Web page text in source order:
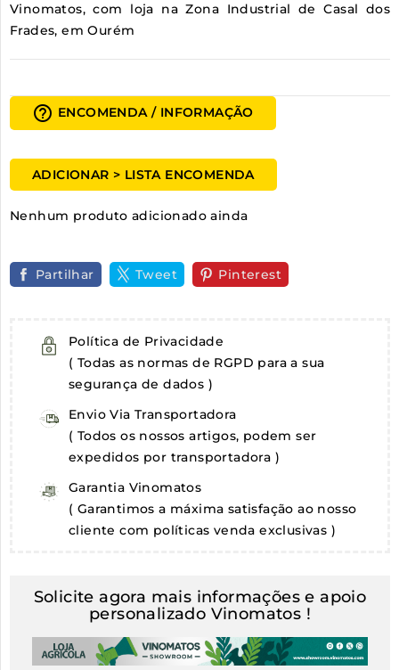
Vinomatos, com loja na Zona Industrial de Casal dos
Frades, em Ourém
help_outline ENCOMENDA / INFORMAÇÃO
ADICIONAR > LISTA ENCOMENDA
Nenhum produto adicionado ainda
Partilhar Tweet Pinterest
Política de Privacidade
( Todas as normas de RGPD para a sua
segurança de dados )
Envio Via Transportadora
( Todos os nossos artigos, podem ser
expedidos por transportadora )
Garantia Vinomatos
( Garantimos a máxima satisfação ao nosso
cliente com políticas venda exclusivas )
Solicite agora mais informações e apoio
personalizado Vinomatos !